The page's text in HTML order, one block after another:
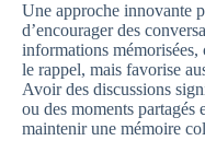
Une approche innovante
d’encourager des
informations
le rappel, mais favorise
Avoir des discussions
ou des moments partagés
maintenir une mémoire